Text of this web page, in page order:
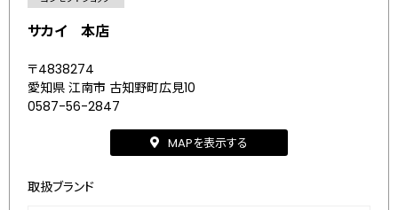
サカイ 本店
〒4838274
愛知県 江南市 古知野町広見10
0587-56-2847
MAPを表示する
取扱ブランド